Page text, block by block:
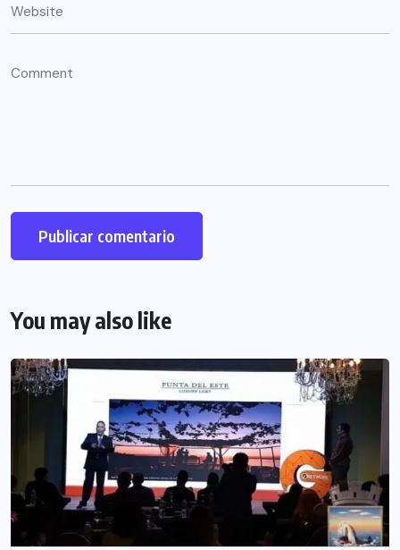
You may also like